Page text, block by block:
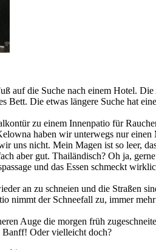
auf die Suche nach einem Hotel.
Bett. Die etwas längere Suche hat
zu einem Innenpatio für
haben wir unterwegs nur
uns nicht. Mein Magen ist so leer,
aber gut. Thailändisch? Oh ja,
und das Essen schmeckt
an zu schneien und die Straßen
nimmt der Schneefall zu, immer
Auge die morgen früh
Oder vielleicht doch?